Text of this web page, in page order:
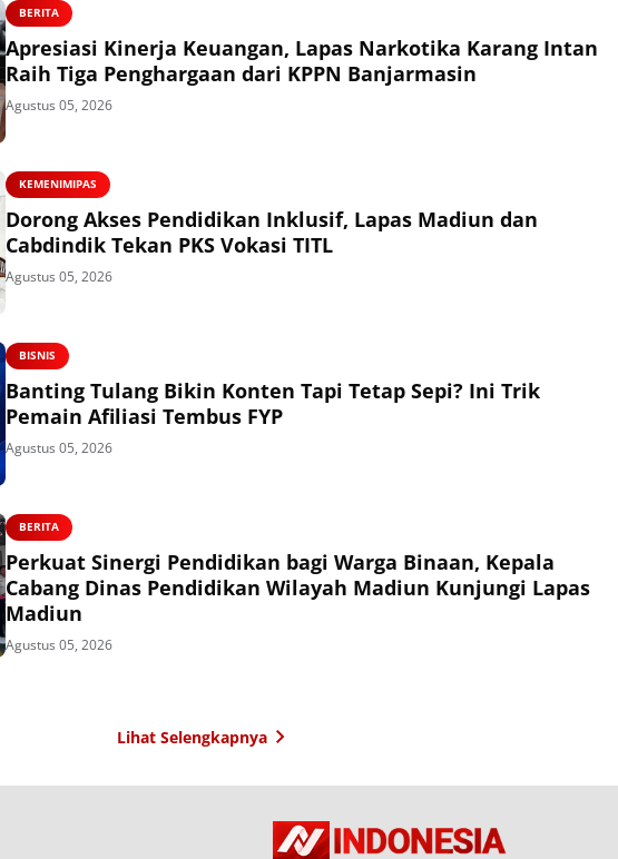
BERITA
Apresiasi Kinerja Keuangan, Lapas Narkotika Karang Intan
Raih Tiga Penghargaan dari KPPN Banjarmasin
Agustus 05, 2026
KEMENIMIPAS
Dorong Akses Pendidikan Inklusif, Lapas Madiun dan
Cabdindik Tekan PKS Vokasi TITL
Agustus 05, 2026
BISNIS
Banting Tulang Bikin Konten Tapi Tetap Sepi? Ini Trik
Pemain Afiliasi Tembus FYP
Agustus 05, 2026
BERITA
Perkuat Sinergi Pendidikan bagi Warga Binaan, Kepala
Cabang Dinas Pendidikan Wilayah Madiun Kunjungi Lapas
Madiun
Agustus 05, 2026
Lihat Selengkapnya